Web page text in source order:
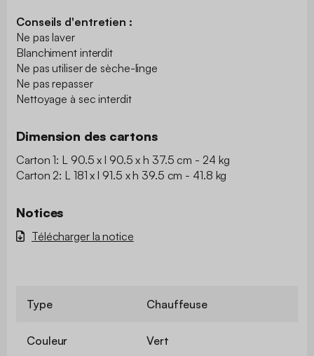
Conseils d'entretien :
Ne pas laver
Blanchiment interdit
Ne pas utiliser de sèche-linge
Ne pas repasser
Nettoyage à sec interdit
Dimension des cartons
Carton 1: L 90.5 x l 90.5 x h 37.5 cm - 24 kg
Carton 2: L 181 x l 91.5 x h 39.5 cm - 41.8 kg
Notices
Télécharger la notice
Type Chauffeuse
Couleur Vert